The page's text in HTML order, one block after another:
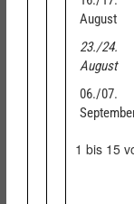
August
23./24.
August
06./07.
1 bis 15